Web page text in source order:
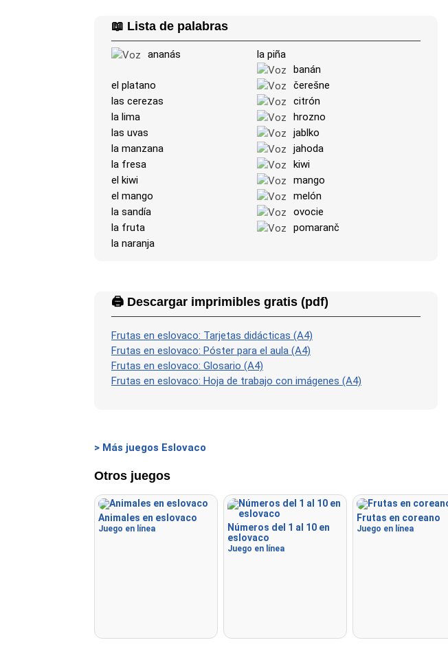
📖 Lista de palabras
ananás
la piña
banán
el platano
čerešne
las cerezas
citrón
la lima
hrozno
las uvas
jablko
la manzana
jahoda
la fresa
kiwi
el kiwi
mango
el mango
melón
la sandía
ovocie
la fruta
pomaranč
la naranja
🖨️ Descargar imprimibles gratis (pdf)
Frutas en eslovaco: Tarjetas didácticas (A4)
Frutas en eslovaco: Póster para el aula (A4)
Frutas en eslovaco: Glosario (A4)
Frutas en eslovaco: Hoja de trabajo con imágenes (A4)
> Más juegos Eslovaco
Otros juegos
Animales en eslovaco
Juego en línea
Números del 1 al 10 en
eslovaco
Juego en línea
Frutas en coreano
Juego en línea